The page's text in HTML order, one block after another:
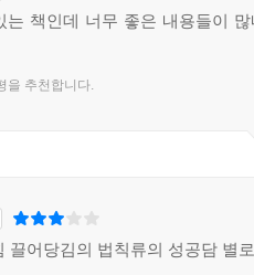
는 책인데 너무 좋은 내용들이
을 추천합니다.
끌어당김의 법칙류의 성공담 별